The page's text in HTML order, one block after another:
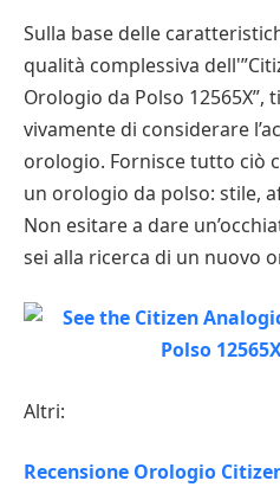
Sulla base delle
qualità complessiva
Orologio da Polso 12565X”,
vivamente di considerare
orologio. Fornisce tutto ciò
un orologio da polso: stile,
Non esitare a dare
sei alla ricerca di un nuovo
Altri:
Recensione Orologio